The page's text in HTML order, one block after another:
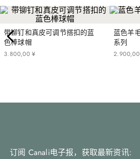
带铆钉和真皮可调节搭扣的蓝
色棒球帽
¥
3 ,
800
. 00
蓝色羊毛和羊绒混纺帽 - Inter
系列
2 ,
900
. 00
订阅 Canali电子报，获取最新资讯: